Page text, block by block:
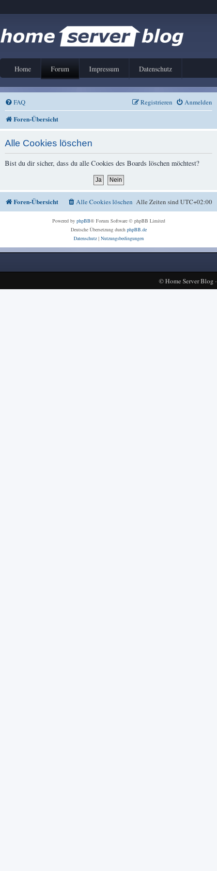
Home Forum Impressum Datenschutz
FAQ Anmelden
Registrieren
Foren-Übersicht
Alle Cookies löschen
Bist du dir sicher, dass du alle Cookies des Boards löschen möchtest?
Foren-Übersicht Alle Zeiten sindUTC+02:00
Alle Cookies löschen
Powered by phpBB® Forum Software © phpBB Limited
Deutsche Übersetzung durch phpBB.de
Datenschutz| Nutzungsbedingungen
©Home Server Blog